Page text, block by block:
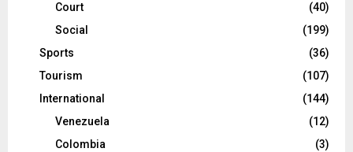
Court
(40)
Social
(199)
Sports
(36)
Tourism
(107)
International
(144)
Venezuela
(12)
Colombia
(3)